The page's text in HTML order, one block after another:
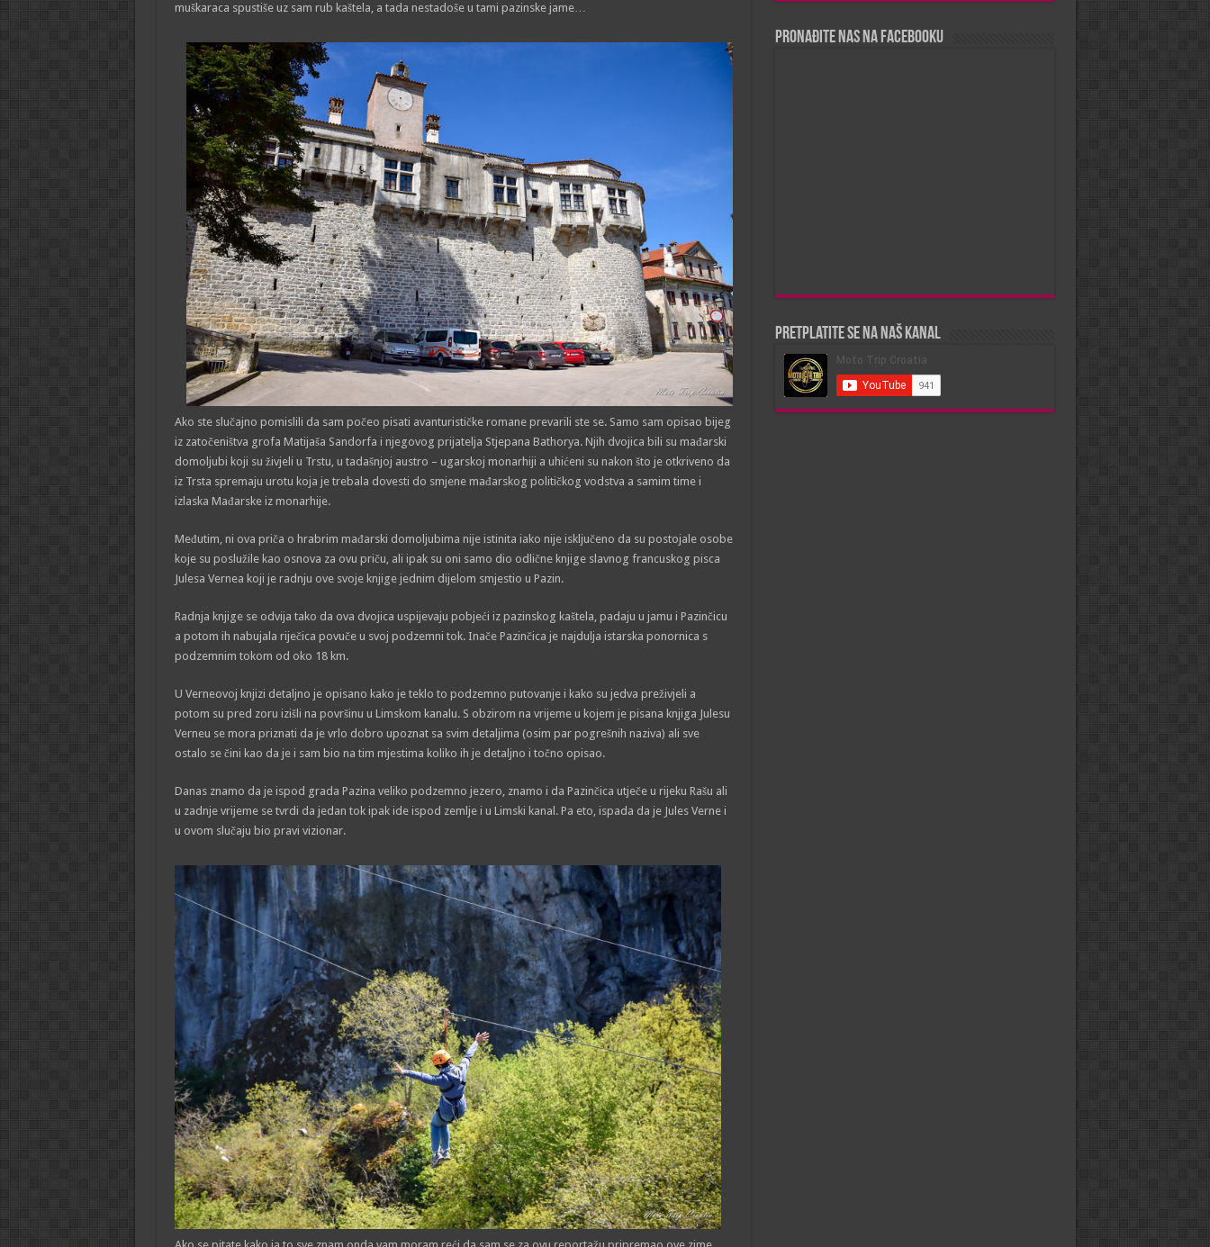
muškaraca spustiše uz sam rub kaštela, a tada nestadoše u tami pazinske jame…
Ako ste slučajno pomislili da sam počeo pisati avanturističke romane prevarili ste se. Samo sam opisao bijeg
iz zatočeništva grofa Matijaša Sandorfa i njegovog prijatelja Stjepana Bathorya. Njih dvojica bili su mađarski
domoljubi koji su živjeli u Trstu, u tadašnjoj austro – ugarskoj monarhiji a uhićeni su nakon što je otkriveno da
iz Trsta spremaju urotu koja je trebala dovesti do smjene mađarskog političkog vodstva a samim time i
izlaska Mađarske iz monarhije.
Međutim, ni ova priča o hrabrim mađarski domoljubima nije istinita iako nije isključeno da su postojale osobe
koje su poslužile kao osnova za ovu priču, ali ipak su oni samo dio odlične knjige slavnog francuskog pisca
Julesa Vernea koji je radnju ove svoje knjige jednim dijelom smjestio u Pazin.
Radnja knjige se odvija tako da ova dvojica uspijevaju pobjeći iz pazinskog kaštela, padaju u jamu i Pazinčicu
a potom ih nabujala riječica povuče u svoj podzemni tok. Inače Pazinčica je najdulja istarska ponornica s
podzemnim tokom od oko 18 km.
U Verneovoj knjizi detaljno je opisano kako je teklo to podzemno putovanje i kako su jedva preživjeli a
potom su pred zoru izišli na površinu u Limskom kanalu. S obzirom na vrijeme u kojem je pisana knjiga Julesu
Verneu se mora priznati da je vrlo dobro upoznat sa svim detaljima (osim par pogrešnih naziva) ali sve
ostalo se čini kao da je i sam bio na tim mjestima koliko ih je detaljno i točno opisao.
Danas znamo da je ispod grada Pazina veliko podzemno jezero, znamo i da Pazinčica utječe u rijeku Rašu ali
u zadnje vrijeme se tvrdi da jedan tok ipak ide ispod zemlje i u Limski kanal. Pa eto, ispada da je Jules Verne i
u ovom slučaju bio pravi vizionar.
Pronađite nas na Facebooku
Pretplatite se na naš kanal